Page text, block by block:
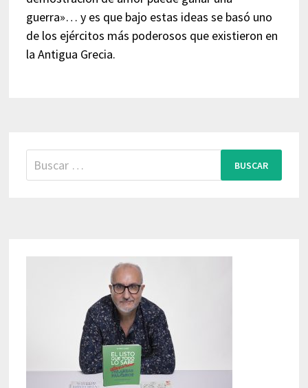
guerra»… y es que bajo estas ideas se basó uno
de los ejércitos más poderosos que existieron en
la Antigua Grecia.
Buscar: